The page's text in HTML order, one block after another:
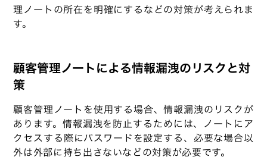
理ノートの所在を明確にするなどの対策が考えられま
す。
顧客管理ノートによる情報漏洩のリスクと対
策
顧客管理ノートを使用する場合、情報漏洩のリスクが
あります。情報漏洩を防止するためには、ノートにア
クセスする際にパスワードを設定する、必要な場合以
外は外部に持ち出さないなどの対策が必要です。